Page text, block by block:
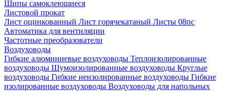
Шипы самоклеющиеся
Листовой прокат
Лист оцинкованный Лист горячекатаный Листы 08пс
Автоматика для вентиляции
Частотные преобразователи
Воздуховоды
Гибкие алюминиевые воздуховоды Теплоизолированные
воздуховоды Шумоизолированные воздуховоды Круглые
воздуховоды Гибкие неизолированные воздуховоды Гибкие
изолированные воздуховоды Воздуховоды для напольных